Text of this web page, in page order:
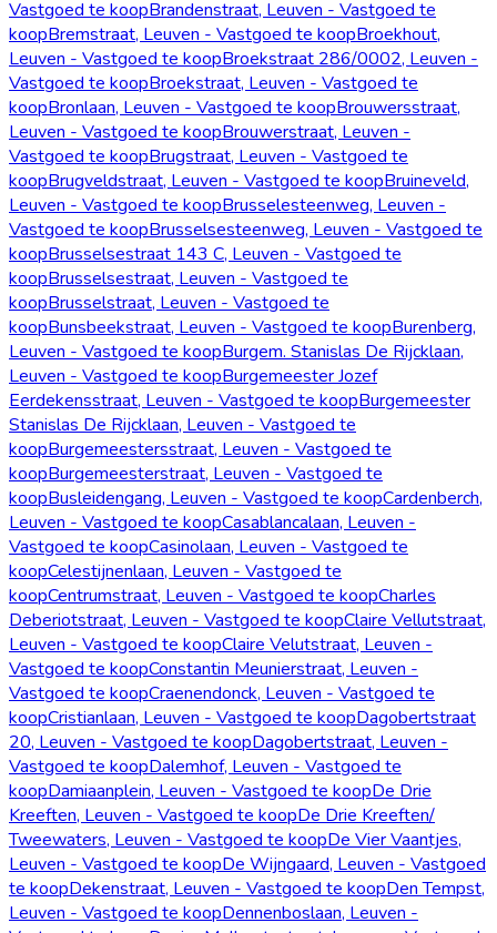
Vastgoed te koopBrandenstraat, Leuven - Vastgoed te
koopBremstraat, Leuven - Vastgoed te koopBroekhout,
Leuven - Vastgoed te koopBroekstraat 286/0002, Leuven -
Vastgoed te koopBroekstraat, Leuven - Vastgoed te
koopBronlaan, Leuven - Vastgoed te koopBrouwersstraat,
Leuven - Vastgoed te koopBrouwerstraat, Leuven -
Vastgoed te koopBrugstraat, Leuven - Vastgoed te
koopBrugveldstraat, Leuven - Vastgoed te koopBruineveld,
Leuven - Vastgoed te koopBrusselesteenweg, Leuven -
Vastgoed te koopBrusselsesteenweg, Leuven - Vastgoed te
koopBrusselsestraat 143 C, Leuven - Vastgoed te
koopBrusselsestraat, Leuven - Vastgoed te
koopBrusselstraat, Leuven - Vastgoed te
koopBunsbeekstraat, Leuven - Vastgoed te koopBurenberg,
Leuven - Vastgoed te koopBurgem. Stanislas De Rijcklaan,
Leuven - Vastgoed te koopBurgemeester Jozef
Eerdekensstraat, Leuven - Vastgoed te koopBurgemeester
Stanislas De Rijcklaan, Leuven - Vastgoed te
koopBurgemeestersstraat, Leuven - Vastgoed te
koopBurgemeesterstraat, Leuven - Vastgoed te
koopBusleidengang, Leuven - Vastgoed te koopCardenberch,
Leuven - Vastgoed te koopCasablancalaan, Leuven -
Vastgoed te koopCasinolaan, Leuven - Vastgoed te
koopCelestijnenlaan, Leuven - Vastgoed te
koopCentrumstraat, Leuven - Vastgoed te koopCharles
Deberiotstraat, Leuven - Vastgoed te koopClaire Vellutstraat,
Leuven - Vastgoed te koopClaire Velutstraat, Leuven -
Vastgoed te koopConstantin Meunierstraat, Leuven -
Vastgoed te koopCraenendonck, Leuven - Vastgoed te
koopCristianlaan, Leuven - Vastgoed te koopDagobertstraat
20, Leuven - Vastgoed te koopDagobertstraat, Leuven -
Vastgoed te koopDalemhof, Leuven - Vastgoed te
koopDamiaanplein, Leuven - Vastgoed te koopDe Drie
Kreeften, Leuven - Vastgoed te koopDe Drie Kreeften/
Tweewaters, Leuven - Vastgoed te koopDe Vier Vaantjes,
Leuven - Vastgoed te koopDe Wijngaard, Leuven - Vastgoed
te koopDekenstraat, Leuven - Vastgoed te koopDen Tempst,
Leuven - Vastgoed te koopDennenboslaan, Leuven -